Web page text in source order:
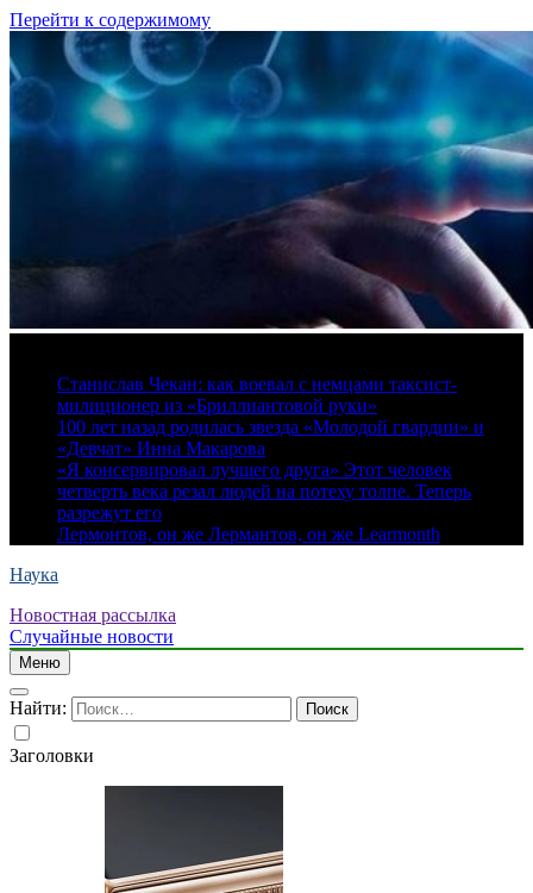
Перейти к содержимому
Станислав Чекан: как воевал с немцами таксист-
милиционер из «Бриллиантовой руки»
100 лет назад родилась звезда «Молодой гвардии» и
«Девчат» Инна Макарова
«Я консервировал лучшего друга» Этот человек
четверть века резал людей на потеху толпе. Теперь
разрежут его
Лермонтов, он же Лермантов, он же Learmonth
Наука
Новостная рассылка
Случайные новости
Меню
Найти:
Заголовки